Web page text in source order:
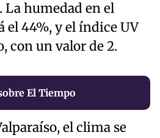
La humedad en el
el 44%, y el índice UV
con un valor de 2.
El Tiempo
el clima se